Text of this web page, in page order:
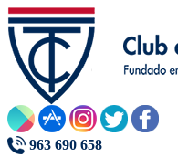
963 690 658